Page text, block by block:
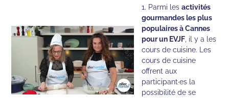
1. Parmi lesactivités
gourmandes les plus
populaires à Cannes
pour un EVJF , il y a les
cours de cuisine. Les
cours de cuisine
offrent aux
participant·es la
possibilité de se